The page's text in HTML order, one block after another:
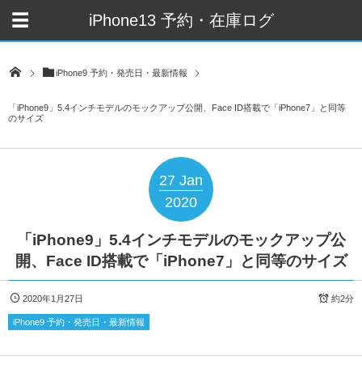
iPhone13 予約・在庫ログ
iPhone9 予約・発売日・最新情報
「iPhone9」5.4インチモデルのモックアップ公開、Face ID搭載で「iPhone7」と同等
のサイズ
27 Jan
2020
「iPhone9」5.4インチモデルのモックアップ公
開、Face ID搭載で「iPhone7」と同等のサイズ
2020年1月27日 約2分
iPhone9 予約・発売日・最新情報